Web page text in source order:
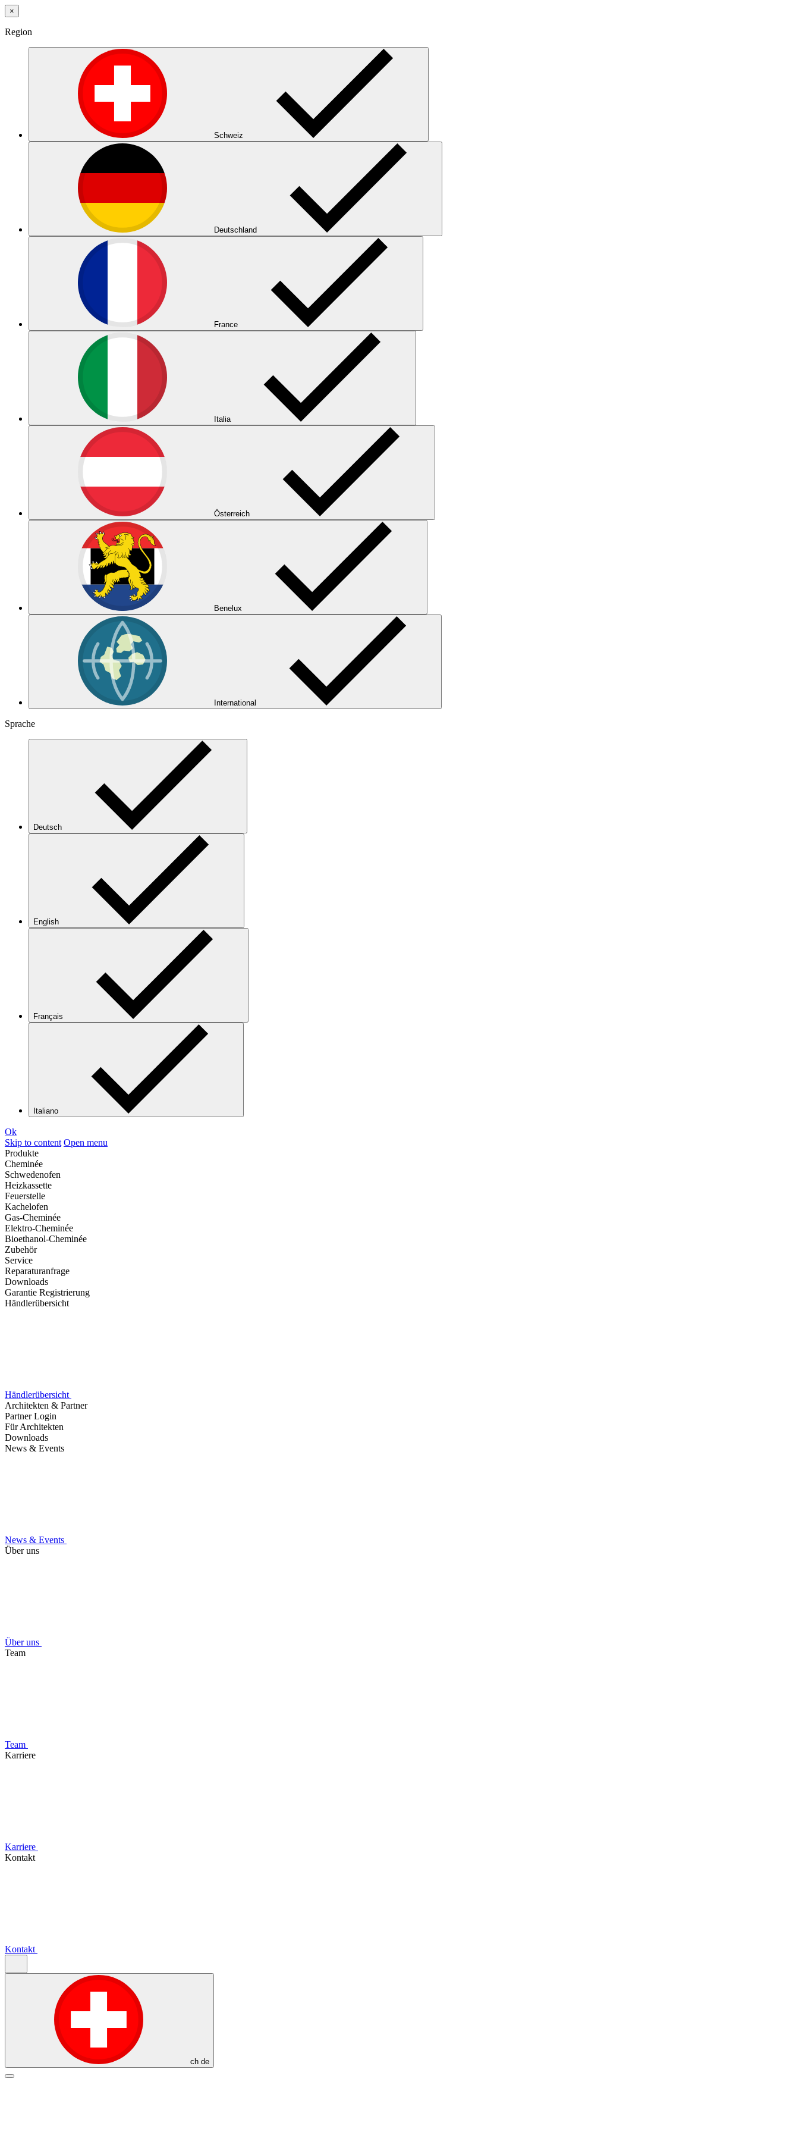
×
Region
Schweiz
Deutschland
France
Italia
Österreich
Benelux
International
Sprache
Deutsch
English
Français
Italiano
Ok
Skip to content Open menu
Produkte
Cheminée
Schwedenofen
Heizkassette
Feuerstelle
Kachelofen
Gas-Cheminée
Elektro-Cheminée
Bioethanol-Cheminée
Zubehör
Service
Reparaturanfrage
Downloads
Garantie Registrierung
Händlerübersicht
Händlerübersicht
Architekten & Partner
Partner Login
Für Architekten
Downloads
News & Events
News & Events
Über uns
Über uns
Team
Team
Karriere
Karriere
Kontakt
Kontakt
ch de